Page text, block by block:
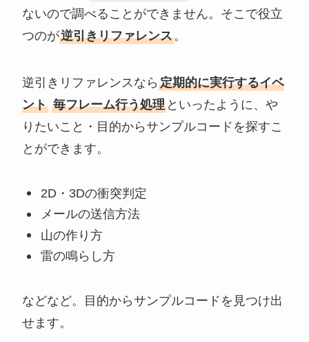
ないので調べることができません。そこで役立
つのが逆引きリファレンス。
逆引きリファレンスなら定期的に実行するイベ
ント 毎フレーム行う処理 といったように、や
りたいこと・目的からサンプルコードを探すこ
とができます。
2D・3Dの衝突判定
メールの送信方法
山の作り方
雷の鳴らし方
などなど。目的からサンプルコードを見つけ出
せます。